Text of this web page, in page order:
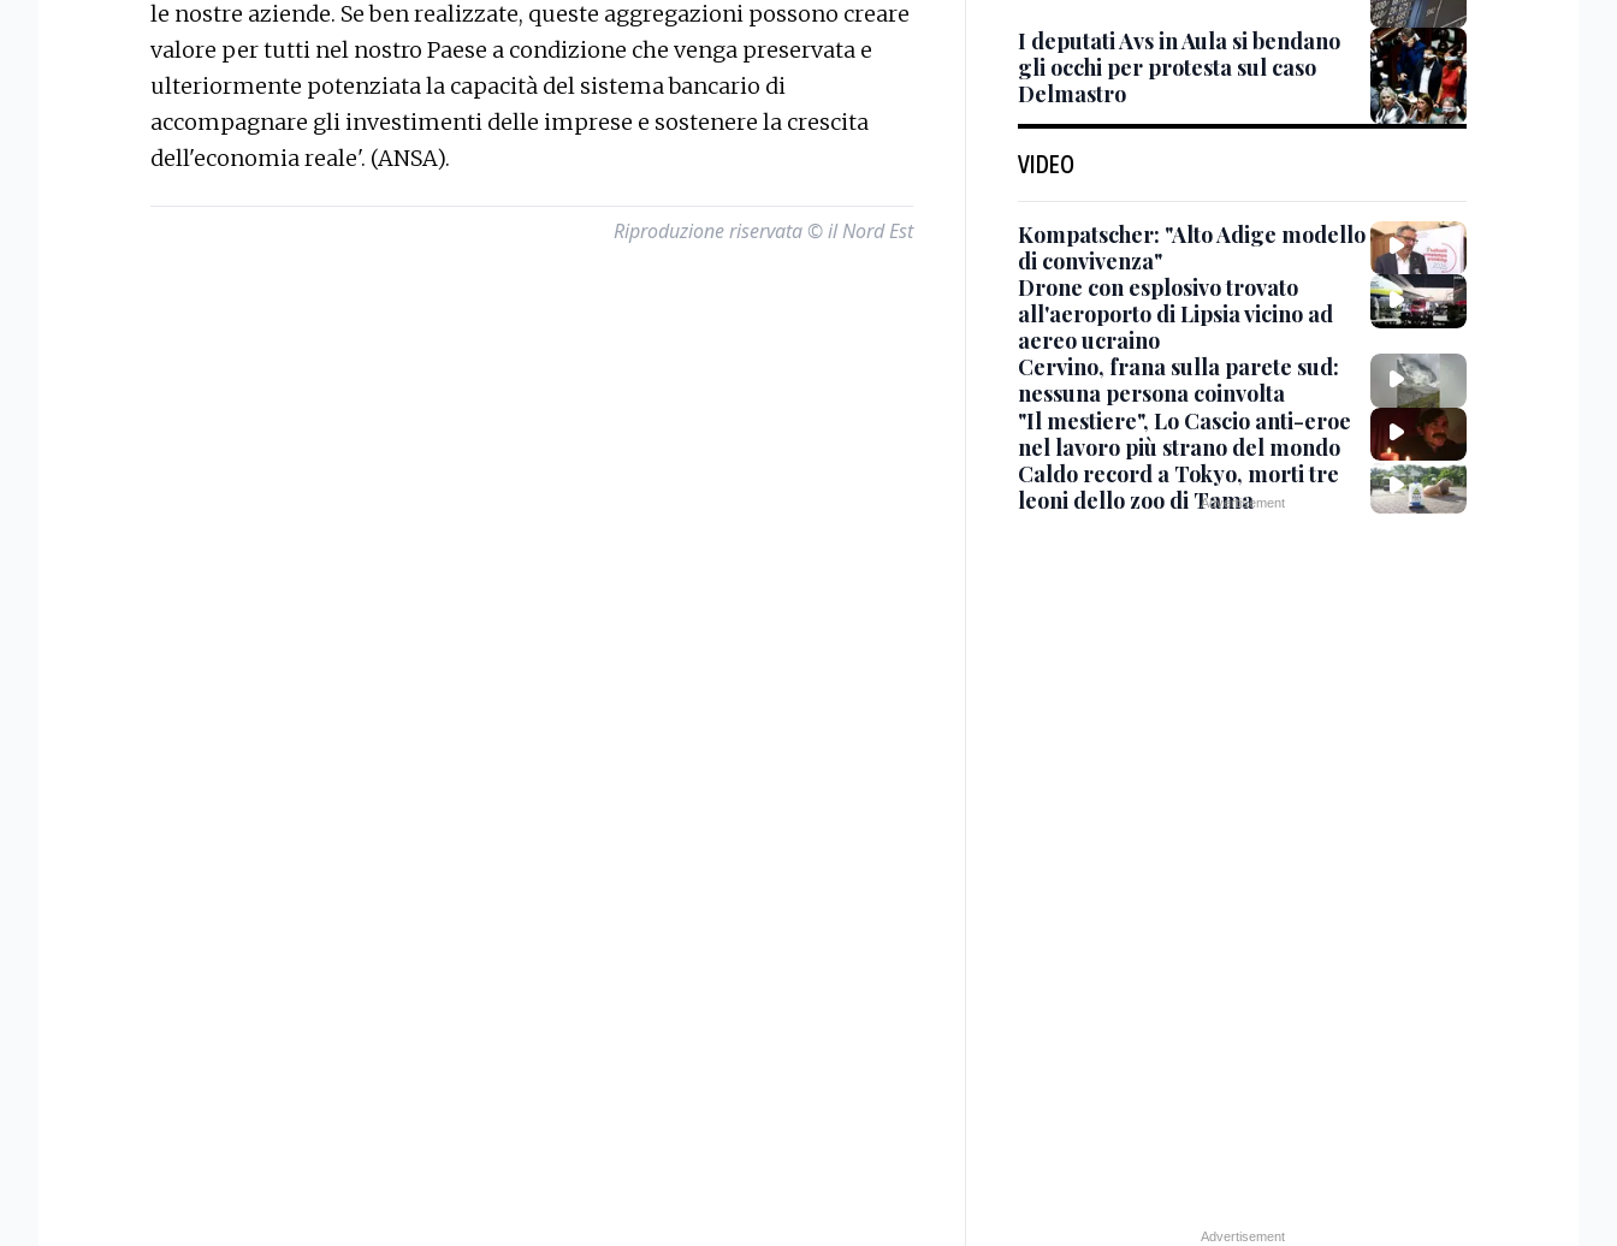
le nostre aziende. Se ben realizzate, queste aggregazioni possono creare
valore per tutti nel nostro Paese a condizione che venga preservata e
ulteriormente potenziata la capacità del sistema bancario di
accompagnare gli investimenti delle imprese e sostenere la crescita
dell'economia reale'. (ANSA).
Riproduzione riservata © il Nord Est
I deputati Avs in Aula si bendano
gli occhi per protesta sul caso
Delmastro
VIDEO
Kompatscher: "Alto Adige modello
di convivenza"
Drone con esplosivo trovato
all'aeroporto di Lipsia vicino ad
aereo ucraino
Cervino, frana sulla parete sud:
nessuna persona coinvolta
"Il mestiere", Lo Cascio anti-eroe
nel lavoro più strano del mondo
Caldo record a Tokyo, morti tre
leoni dello zoo di Tama